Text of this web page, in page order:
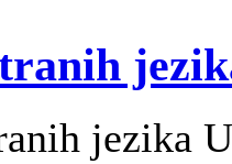
jezika